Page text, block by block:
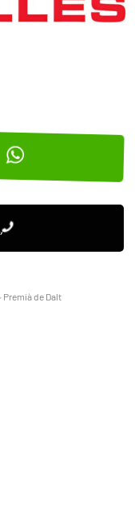
Premià de Dalt